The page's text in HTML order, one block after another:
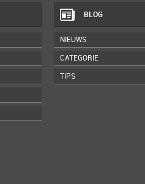
BLOG
NIEUWS
CATEGORIE
TIPS